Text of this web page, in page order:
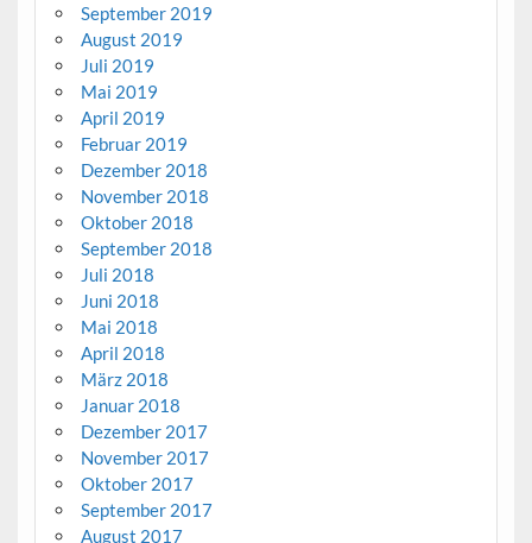
September 2019
August 2019
Juli 2019
Mai 2019
April 2019
Februar 2019
Dezember 2018
November 2018
Oktober 2018
September 2018
Juli 2018
Juni 2018
Mai 2018
April 2018
März 2018
Januar 2018
Dezember 2017
November 2017
Oktober 2017
September 2017
August 2017